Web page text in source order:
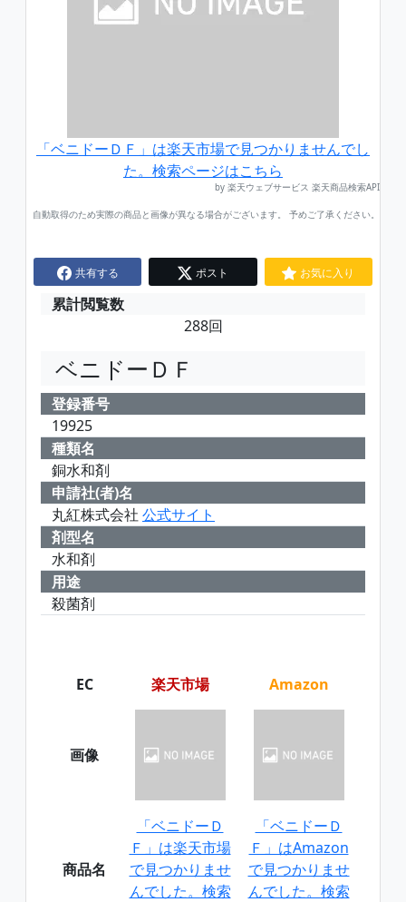
「ベニドーＤＦ」は楽天市場で見つかりませんでし
た。検索ページはこちら
by 楽天ウェブサービス 楽天商品検索API
自動取得のため実際の商品と画像が異なる場合がございます。 予めご了承ください。
共有する ポスト お気に入り
累計閲覧数
288回
ベニドーＤＦ
登録番号
19925
種類名
銅水和剤
申請社(者)名
丸紅株式会社 公式サイト
剤型名
水和剤
用途
殺菌剤
EC 楽天市場 Amazon
画像
商品名
「ベニドーＤ
Ｆ」は楽天市場
で見つかりませ
んでした。検索
「ベニドーＤ
Ｆ」はAmazon
で見つかりませ
んでした。検索